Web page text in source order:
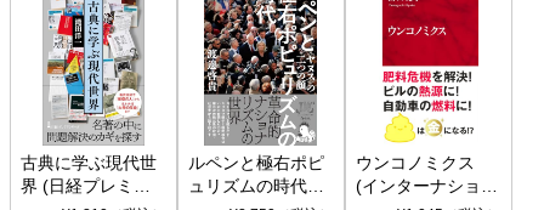
古典に学ぶ現代世
界 (日経プレミア
ルペンと極右ポピ
ュリズムの時代：
ウンコノミクス
(インターナショナ